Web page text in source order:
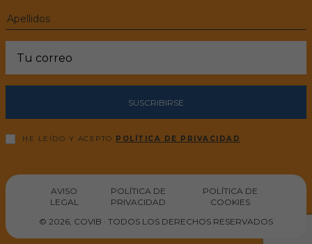
SUSCRIBIRSE
HE LEÍDO Y ACEPTO POLÍTICA DE PRIVACIDAD
AVISO
LEGAL
POLÍTICA DE
PRIVACIDAD
POLÍTICA DE
COOKIES
© 2026, COVIB · TODOS LOS DERECHOS RESERVADOS